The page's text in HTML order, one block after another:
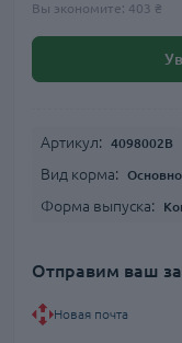
Вы экономите: 403 ₴
Артикул: 4098002B
Вид корма:
Форма выпуска:
Отправим ваш
Новая почта